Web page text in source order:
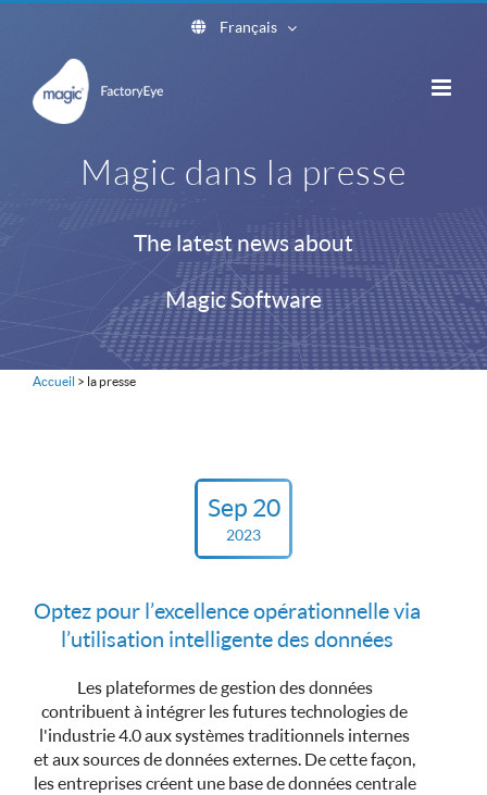
content
Français
Magic dans la presse
The latest news about
Magic Software
Accueil > la presse
Sep 20
2023
Optez pour l’excellence opérationnelle via
l’utilisation intelligente des données
Les plateformes de gestion des données
contribuent à intégrer les futures technologies de
l'industrie 4.0 aux systèmes traditionnels internes
et aux sources de données externes. De cette façon,
les entreprises créent une base de données centrale